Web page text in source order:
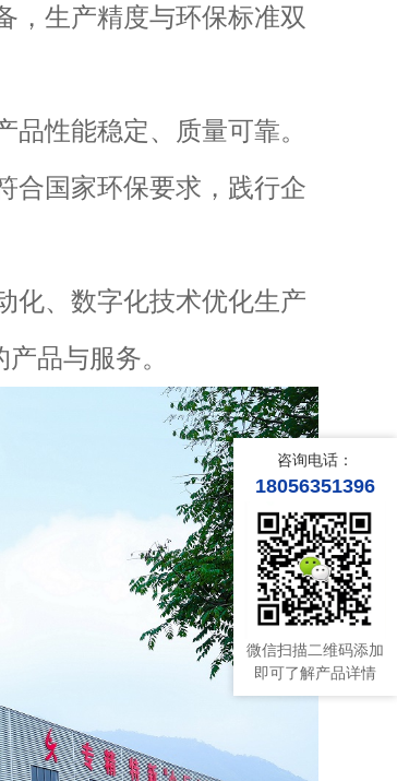
，生产精度与环保标准双
性能稳定、质量可靠。
合国家环保要求，践行企
化、数字化技术优化生产
品与服务。
咨询电话：
18056351396
微信扫描二维码添加
即可了解产品详情